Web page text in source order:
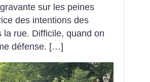
sur les peines
des intentions des
la rue. Difficile, quand on
défense. […]